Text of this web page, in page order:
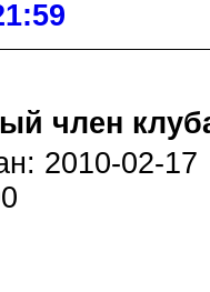
член
2010-02-17